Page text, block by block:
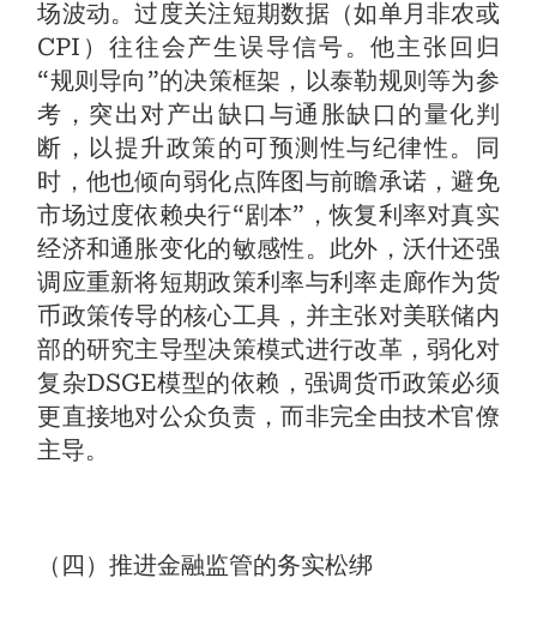
场波动。过度关注短期数据（如单月非农或
CPI）往往会产生误导信号。他主张回归
“规则导向”的决策框架，以泰勒规则等为参
考，突出对产出缺口与通胀缺口的量化判
断，以提升政策的可预测性与纪律性。同
时，他也倾向弱化点阵图与前瞻承诺，避免
市场过度依赖央行“剧本”，恢复利率对真实
经济和通胀变化的敏感性。此外，沃什还强
调应重新将短期政策利率与利率走廊作为货
币政策传导的核心工具，并主张对美联储内
部的研究主导型决策模式进行改革，弱化对
复杂DSGE模型的依赖，强调货币政策必须
更直接地对公众负责，而非完全由技术官僚
主导。
（四）推进金融监管的务实松绑